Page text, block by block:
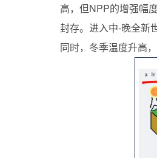
高，但NPP的增强幅
封存。进入中-晚全新
同时，冬季温度升高